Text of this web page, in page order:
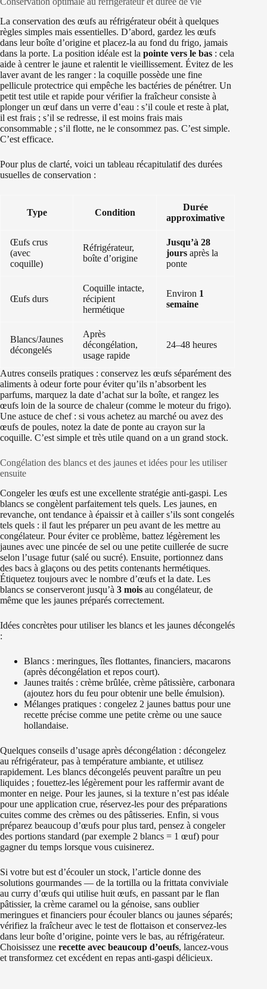
La conservation des œufs au réfrigérateur obéit à quelques
règles simples mais essentielles. D’abord, gardez les œufs
dans leur boîte d’origine et placez-la au fond du frigo, jamais
dans la porte. La position idéale est la pointe vers le bas : cela
aide à centrer le jaune et ralentit le vieillissement. Évitez de les
laver avant de les ranger : la coquille possède une fine
pellicule protectrice qui empêche les bactéries de pénétrer. Un
petit test utile et rapide pour vérifier la fraîcheur consiste à
plonger un œuf dans un verre d’eau : s’il coule et reste à plat,
il est frais ; s’il se redresse, il est moins frais mais
consommable ; s’il flotte, ne le consommez pas. C’est simple.
C’est efficace.
Pour plus de clarté, voici un tableau récapitulatif des durées
usuelles de conservation :
Type Condition
Durée
approximative
Œufs crus
(avec
coquille)
Réfrigérateur,
boîte d’origine
Jusqu’à 28
jours après la
ponte
Œufs durs
Coquille intacte,
récipient
hermétique
Environ 1
semaine
Blancs/Jaunes
décongelés
Après
décongélation,
usage rapide
24–48 heures
Autres conseils pratiques : conservez les œufs séparément des
aliments à odeur forte pour éviter qu’ils n’absorbent les
parfums, marquez la date d’achat sur la boîte, et rangez les
œufs loin de la source de chaleur (comme le moteur du frigo).
Une astuce de chef : si vous achetez au marché ou avez des
œufs de poules, notez la date de ponte au crayon sur la
coquille. C’est simple et très utile quand on a un grand stock.
Congélation des blancs et des jaunes et idées pour les utiliser
ensuite
Congeler les œufs est une excellente stratégie anti‑gaspi. Les
blancs se congèlent parfaitement tels quels. Les jaunes, en
revanche, ont tendance à épaissir et à cailler s’ils sont congelés
tels quels : il faut les préparer un peu avant de les mettre au
congélateur. Pour éviter ce problème, battez légèrement les
jaunes avec une pincée de sel ou une petite cuillerée de sucre
selon l’usage futur (salé ou sucré). Ensuite, portionnez dans
des bacs à glaçons ou des petits contenants hermétiques.
Étiquetez toujours avec le nombre d’œufs et la date. Les
blancs se conserveront jusqu’à 3 mois au congélateur, de
même que les jaunes préparés correctement.
Idées concrètes pour utiliser les blancs et les jaunes décongelés
:
Blancs : meringues, îles flottantes, financiers, macarons
(après décongélation et repos court).
Jaunes traités : crème brûlée, crème pâtissière, carbonara
(ajoutez hors du feu pour obtenir une belle émulsion).
Mélanges pratiques : congelez 2 jaunes battus pour une
recette précise comme une petite crème ou une sauce
hollandaise.
Quelques conseils d’usage après décongélation : décongelez
au réfrigérateur, pas à température ambiante, et utilisez
rapidement. Les blancs décongelés peuvent paraître un peu
liquides ; fouettez-les légèrement pour les raffermir avant de
monter en neige. Pour les jaunes, si la texture n’est pas idéale
pour une application crue, réservez‑les pour des préparations
cuites comme des crèmes ou des pâtisseries. Enfin, si vous
préparez beaucoup d’œufs pour plus tard, pensez à congeler
des portions standard (par exemple 2 blancs = 1 œuf) pour
gagner du temps lorsque vous cuisinerez.
Si votre but est d’écouler un stock, l’article donne des
solutions gourmandes — de la tortilla ou la frittata conviviale
au curry d’œufs qui utilise huit œufs, en passant par le flan
pâtissier, la crème caramel ou la génoise, sans oublier
meringues et financiers pour écouler blancs ou jaunes séparés;
vérifiez la fraîcheur avec le test de flottaison et conservez-les
dans leur boîte d’origine, pointe vers le bas, au réfrigérateur.
Choisissez une recette avec beaucoup d’oeufs, lancez-vous
et transformez cet excédent en repas anti‑gaspi délicieux.